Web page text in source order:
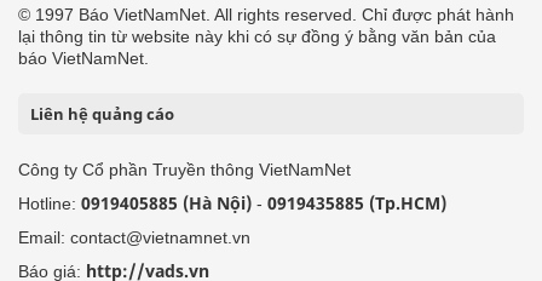
© 1997 Báo VietNamNet. All rights reserved. Chỉ được phát hành
lại thông tin từ website này khi có sự đồng ý bằng văn bản của
báo VietNamNet.
Liên hệ quảng cáo
Công ty Cổ phần Truyền thông VietNamNet
Hotline: 0919405885 (Hà Nội) - 0919435885 (Tp.HCM)
Email: contact@vietnamnet.vn
Báo giá: http://vads.vn